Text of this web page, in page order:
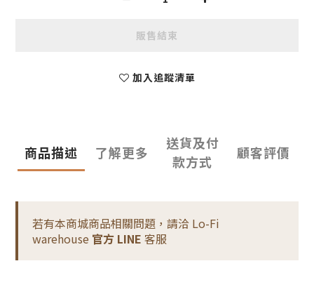
販售結束
加入追蹤清單
商品描述 了解更多
送貨及付
款方式
顧客評價
若有本商城商品相關問題，請洽 Lo-Fi
warehouse 官方 LINE 客服